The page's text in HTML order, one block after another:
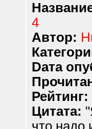
4
Автор:
Dата
Рейтинг:
Цитата:
что надо